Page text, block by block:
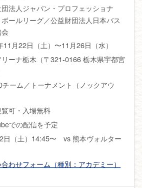
法人ジャパン・プロフェッショナ
ールリーグ／公益財団法人日本バス
11月22日（土）〜11月26日（水）
リーナ栃木（〒321-0166 栃木県宇都宮
チーム／トーナメント（ノックアウ
可・入場無料
での配信を予定
日（土）14:45〜 vs 熊本ヴォルター
わせフォーム（種別：アカデミー）